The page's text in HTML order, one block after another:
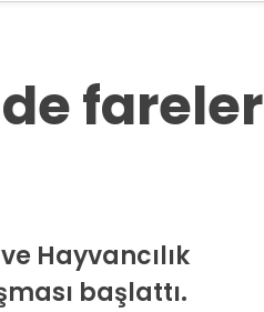
de fareler
Hayvancılık
başlattı.